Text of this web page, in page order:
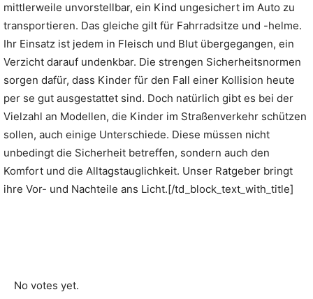
mittlerweile unvorstellbar, ein Kind ungesichert im Auto zu
transportieren. Das gleiche gilt für Fahrradsitze und -helme.
Ihr Einsatz ist jedem in Fleisch und Blut übergegangen, ein
Verzicht darauf undenkbar. Die strengen Sicherheitsnormen
sorgen dafür, dass Kinder für den Fall einer Kollision heute
per se gut ausgestattet sind. Doch natürlich gibt es bei der
Vielzahl an Modellen, die Kinder im Straßenverkehr schützen
sollen, auch einige Unterschiede. Diese müssen nicht
unbedingt die Sicherheit betreffen, sondern auch den
Komfort und die Alltagstauglichkeit. Unser Ratgeber bringt
ihre Vor- und Nachteile ans Licht.[/td_block_text_with_title]
No votes yet.